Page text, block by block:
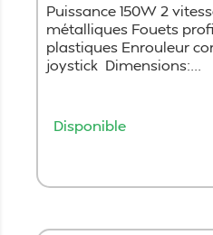
Puissance 150W 2
métalliques Fouets
plastiques Enrouleur
joystick Dimensions:...
Disponible